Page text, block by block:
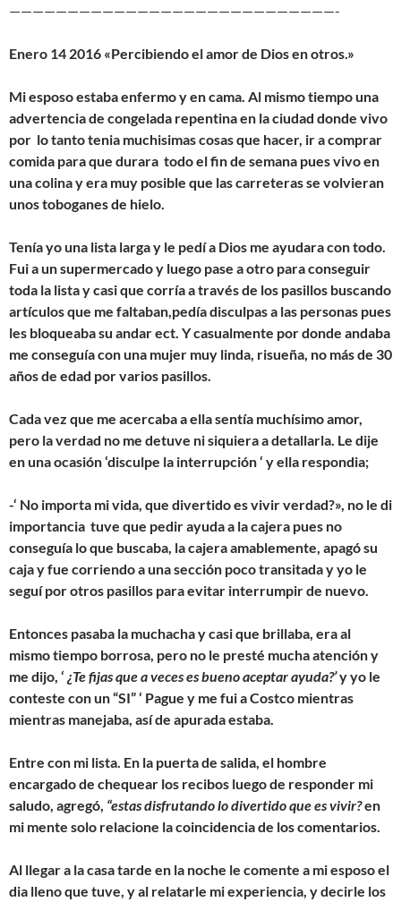
————————————————————————————-
Enero 14 2016 «Percibiendo el amor de Dios en otros.»
Mi esposo estaba enfermo y en cama. Al mismo tiempo una
advertencia de congelada repentina en la ciudad donde vivo
por lo tanto tenia muchisimas cosas que hacer, ir a comprar
comida para que durara todo el fin de semana pues vivo en
una colina y era muy posible que las carreteras se volvieran
unos toboganes de hielo.
Tenía yo una lista larga y le pedí a Dios me ayudara con todo.
Fui a un supermercado y luego pase a otro para conseguir
toda la lista y casi que corría a través de los pasillos buscando
artículos que me faltaban,pedía disculpas a las personas pues
les bloqueaba su andar ect. Y casualmente por donde andaba
me conseguía con una mujer muy linda, risueña, no más de 30
años de edad por varios pasillos.
Cada vez que me acercaba a ella sentía muchísimo amor,
pero la verdad no me detuve ni siquiera a detallarla. Le dije
en una ocasión ‘disculpe la interrupción ‘ y ella respondia;
-‘ No importa mi vida, que divertido es vivir verdad?», no le di
importancia tuve que pedir ayuda a la cajera pues no
conseguía lo que buscaba, la cajera amablemente, apagó su
caja y fue corriendo a una sección poco transitada y yo le
seguí por otros pasillos para evitar interrumpir de nuevo.
Entonces pasaba la muchacha y casi que brillaba, era al
mismo tiempo borrosa, pero no le presté mucha atención y
me dijo, ‘ ¿Te fijas que a veces es bueno aceptar ayuda?’y yo le
conteste con un “SI” ‘ Pague y me fui a Costco mientras
mientras manejaba, así de apurada estaba.
Entre con mi lista. En la puerta de salida, el hombre
encargado de chequear los recibos luego de responder mi
saludo, agregó, “estas disfrutando lo divertido que es vivir?en
mi mente solo relacione la coincidencia de los comentarios.
Al llegar a la casa tarde en la noche le comente a mi esposo el
dia lleno que tuve, y al relatarle mi experiencia, y decirle los